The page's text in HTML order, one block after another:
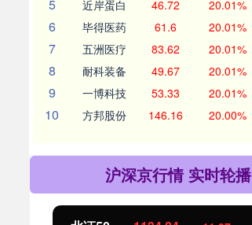
5 近岸蛋白 46.72 20.01%
6 毕得医药 61.6 20.01%
7 五洲医疗 83.62 20.01%
8 耐科装备 49.67 20.01%
9 一博科技 53.33 20.01%
10 方邦股份 146.16 20.00%
沪深京行情 实时轮播